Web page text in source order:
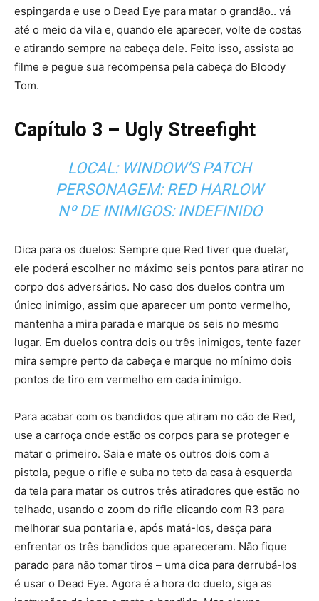
espingarda e use o Dead Eye para matar o grandão.. vá
até o meio da vila e, quando ele aparecer, volte de costas
e atirando sempre na cabeça dele. Feito isso, assista ao
filme e pegue sua recompensa pela cabeça do Bloody
Tom.
Capítulo 3 – Ugly Streefight
LOCAL: WINDOW’S PATCH
PERSONAGEM: RED HARLOW
Nº DE INIMIGOS: INDEFINIDO
Dica para os duelos: Sempre que Red tiver que duelar,
ele poderá escolher no máximo seis pontos para atirar no
corpo dos adversários. No caso dos duelos contra um
único inimigo, assim que aparecer um ponto vermelho,
mantenha a mira parada e marque os seis no mesmo
lugar. Em duelos contra dois ou três inimigos, tente fazer
mira sempre perto da cabeça e marque no mínimo dois
pontos de tiro em vermelho em cada inimigo.
Para acabar com os bandidos que atiram no cão de Red,
use a carroça onde estão os corpos para se proteger e
matar o primeiro. Saia e mate os outros dois com a
pistola, pegue o rifle e suba no teto da casa à esquerda
da tela para matar os outros três atiradores que estão no
telhado, usando o zoom do rifle clicando com R3 para
melhorar sua pontaria e, após matá-los, desça para
enfrentar os três bandidos que apareceram. Não fique
parado para não tomar tiros – uma dica para derrubá-los
é usar o Dead Eye. Agora é a hora do duelo, siga as